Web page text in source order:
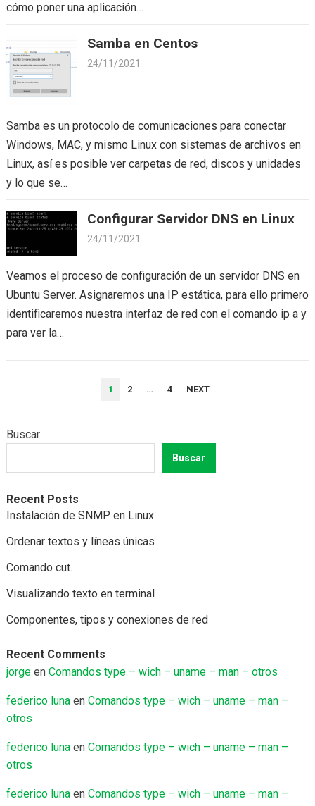
cómo poner una aplicación…
Samba en Centos
24/11/2021
Samba es un protocolo de comunicaciones para conectar
Windows, MAC, y mismo Linux con sistemas de archivos en
Linux, así es posible ver carpetas de red, discos y unidades
y lo que se…
Configurar Servidor DNS en Linux
24/11/2021
Veamos el proceso de configuración de un servidor DNS en
Ubuntu Server. Asignaremos una IP estática, para ello primero
identificaremos nuestra interfaz de red con el comando ip a y
para ver la…
1 2 … 4 NEXT
Buscar
Buscar
Recent Posts
Instalación de SNMP en Linux
Ordenar textos y líneas únicas
Comando cut.
Visualizando texto en terminal
Componentes, tipos y conexiones de red
Recent Comments
jorgeen Comandos type – wich – uname – man – otros
federico lunaen Comandos type – wich – uname – man –
otros
federico lunaen Comandos type – wich – uname – man –
otros
federico lunaen Comandos type – wich – uname – man –